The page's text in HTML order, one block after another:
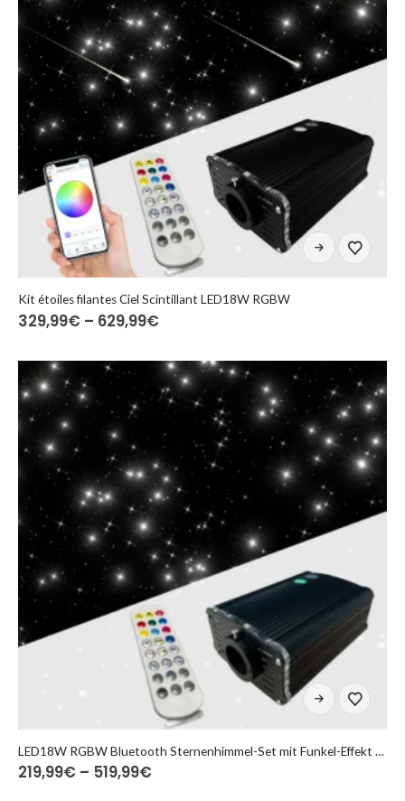
Dieses
Produkt
Die
Optionen
können
auf
der
Produktseite
gewählt
werden
Kit étoiles filantes Ciel Scintillant LED18W RGBW
329,99€ – 629,99€
629,99€
Dieses
Produkt
mehrere
LED18W RGBW Bluetooth Sternenhimmel-Set mit Funkel-Effekt | 200 bis 1.200 optische Fasern
219,99€ – 519,99€